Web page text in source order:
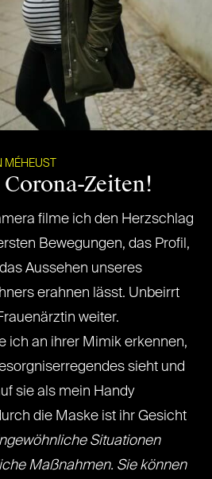
MÉHEUST
Zeiten!
filme ich den Herzschlag
Bewegungen, das Profil,
Aussehen unseres
erahnen lässt. Unbeirrt
weiter.
ich an ihrer Mimik erkennen,
sieht und
sie als mein Handy
die Maske ist ihr Gesicht
Situationen
Maßnahmen. Sie können